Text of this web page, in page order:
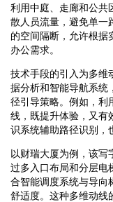
利用中庭、走廊和公共
散人员流量，避免单一
的空间隔断，允许根据
办公需求。
技术手段的引入为多维
据分析和智能导航系统
径引导策略。例如，利
线，既提升体验，又有
识系统辅助路径识别，
以财瑞大厦为例，该写
过多入口布局和分层电
合智能调度系统与导向
舒适度。这种多维动线